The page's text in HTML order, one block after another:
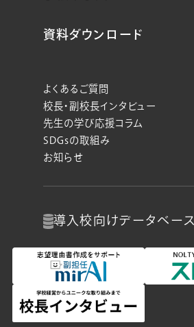
資料ダウンロード
よくあるご質問
校長・副校長インタビュー
先生の学び応援コラム
SDGsの取組み
お知らせ
導入校向けデータベース